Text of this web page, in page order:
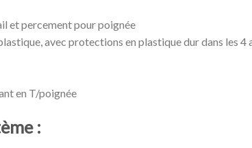
et percement pour poignée
avec protections en plastique dur dans les 4
en T/poignée
: